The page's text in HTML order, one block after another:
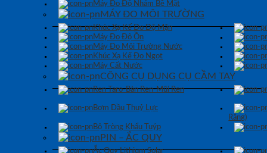
Máy Đo Độ Nhám Bề Mặt
MÁY ĐO MÔI TRƯỜNG
Khúc Xạ Kế Đo Độ Mặn
Máy Đo Độ Ồn
Máy Đo Môi Trường Nước
Khúc Xạ Kế Đo Ngọt
Máy Cất Nước
CÔNG CỤ DỤNG CỤ CẦM TAY
Ren Taro-Bàn Ren-Mũi Ren
Bơm Dầu Thuỷ Lực
Răng)
Bộ Tròng Khẩu Tuýp
PIN – ẮC QUY
Ắc Quy Lithium Solar